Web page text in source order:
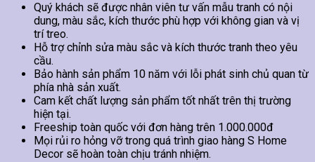
Quý khách sẽ được nhân viên tư vấn mẫu tranh có nội
dung, màu sắc, kích thước phù hợp với không gian và vị
trí treo.
Hỗ trợ chỉnh sửa màu sắc và kích thước tranh theo yêu
cầu.
Bảo hành sản phẩm 10 năm với lỗi phát sinh chủ quan từ
phía nhà sản xuất.
Cam kết chất lượng sản phẩm tốt nhất trên thị trường
hiện tại.
Freeship toàn quốc với đơn hàng trên 1.000.000đ
Mọi rủi ro hỏng vỡ trong quá trình giao hàng S Home
Decor sẽ hoàn toàn chịu tránh nhiệm.